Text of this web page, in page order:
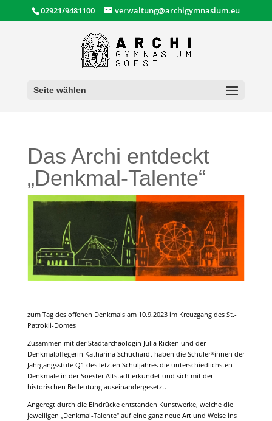
02921/9481100 verwaltung@archigymnasium.eu
Seite wählen
Das Archi entdeckt
„Denkmal-Talente“
zum Tag des offenen Denkmals am 10.9.2023 im Kreuzgang des St.-
Patrokli-Domes
Zusammen mit der Stadtarchäologin Julia Ricken und der
Denkmalpflegerin Katharina Schuchardt haben die Schüler*innen der
Jahrgangsstufe Q1 des letzten Schuljahres die unterschiedlichsten
Denkmale in der Soester Altstadt erkundet und sich mit der
historischen Bedeutung auseinandergesetzt.
Angeregt durch die Eindrücke entstanden Kunstwerke, welche die
jeweiligen „Denkmal-Talente“ auf eine ganz neue Art und Weise ins